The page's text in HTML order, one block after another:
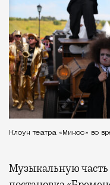
Клоун театра «Микос» во
Музыкальную часть